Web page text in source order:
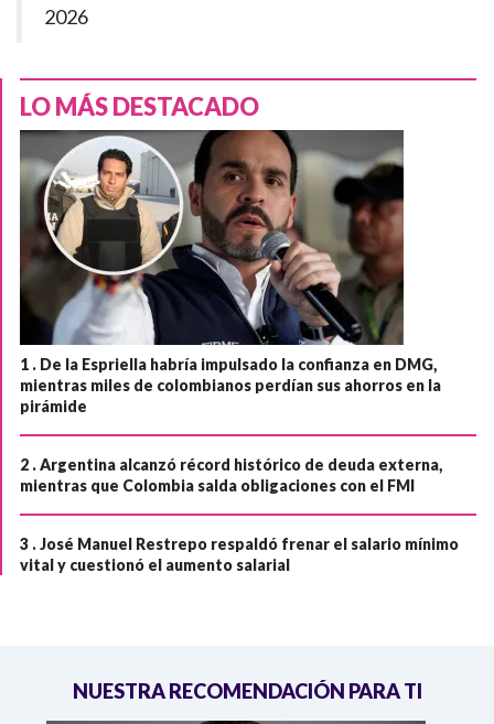
2026
LO MÁS DESTACADO
1 . De la Espriella habría impulsado la confianza en DMG,
mientras miles de colombianos perdían sus ahorros en la
pirámide
2 .Argentina alcanzó récord histórico de deuda externa,
mientras que Colombia salda obligaciones con el FMI
3 .José Manuel Restrepo respaldó frenar el salario mínimo
vital y cuestionó el aumento salarial
NUESTRA RECOMENDACIÓN PARA TI